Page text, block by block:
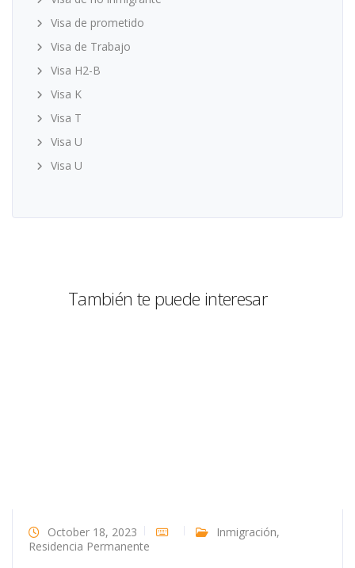
Visa de prometido
Visa de Trabajo
Visa H2-B
Visa K
Visa T
Visa U
Visa U
También te puede interesar
October 18, 2023 Inmigración,
Residencia Permanente